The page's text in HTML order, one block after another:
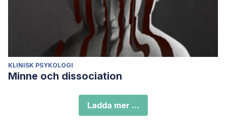
KLINISK PSYKOLOGI
Minne och dissociation
Ladda mer ...